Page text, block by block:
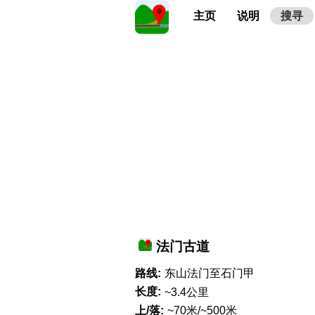
主页 说明 搜寻
法门古道
路线: 东山法门至石门甲
长度: ~3.4公里
上/落: ~70米/~500米